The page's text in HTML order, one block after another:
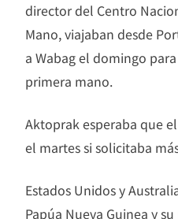
director del Centro
Mano, viajaban desde
a Wabag el domingo
primera mano.
Aktoprak esperaba que
el martes si solicitaba
Estados Unidos y
Papúa Nueva Guinea y